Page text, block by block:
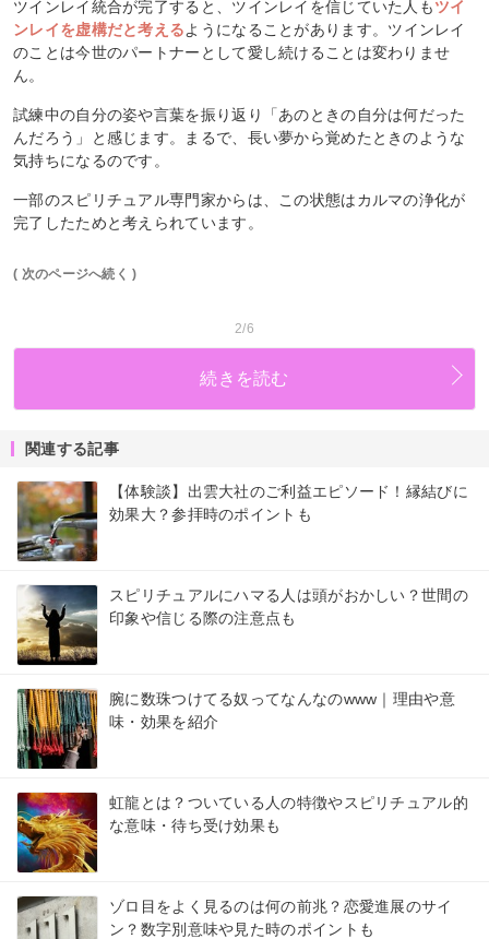
ツインレイ統合が完了すると、ツインレイを信じていた人もツイ
ンレイを虚構だと考えるようになることがあります。ツインレイ
のことは今世のパートナーとして愛し続けることは変わりませ
ん。
試練中の自分の姿や言葉を振り返り「あのときの自分は何だった
んだろう」と感じます。まるで、長い夢から覚めたときのような
気持ちになるのです。
一部のスピリチュアル専門家からは、この状態はカルマの浄化が
完了したためと考えられています。
( 次のページへ続く )
2/6
続きを読む
関連する記事
【体験談】出雲大社のご利益エピソード！縁結びに
効果大？参拝時のポイントも
スピリチュアルにハマる人は頭がおかしい？世間の
印象や信じる際の注意点も
腕に数珠つけてる奴ってなんなのwww｜理由や意
味・効果を紹介
虹龍とは？ついている人の特徴やスピリチュアル的
な意味・待ち受け効果も
ゾロ目をよく見るのは何の前兆？恋愛進展のサイ
ン？数字別意味や見た時のポイントも